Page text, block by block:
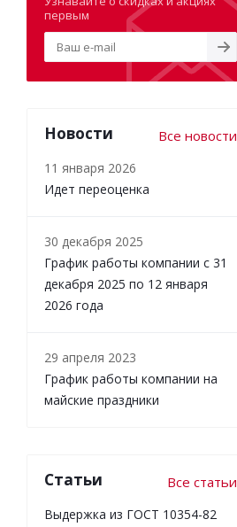
первым
Новости Все новости
11 января 2026
Идет переоценка
30 декабря 2025
График работы компании с 31
декабря 2025 по 12 января
2026 года
29 апреля 2023
График работы компании на
майские праздники
Статьи Все статьи
Выдержка из ГОСТ 10354-82